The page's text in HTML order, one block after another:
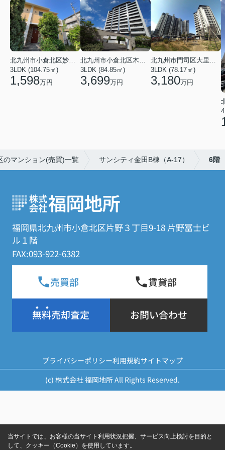
北九州市小倉北区妙見町
3LDK (104.75㎡)
1,598万円
北九州市小倉北区木町４丁目
3LDK (84.85㎡)
3,699万円
北九州市門司区大里本町３丁目
3LDK (78.17㎡)
3,180万円
のマンション(売買)一覧 サンシティ金田B棟（A-17） 6階
福岡県北九州市小倉北区片野３丁目9-18 片野冨士ビ
ル１階
FAX:093-922-6382
売買部 賃貸部
無料売却査定 お問い合わせ
プライバシーポリシー利用規約サイトマップ
(c) 株式会社 福岡地所 All Rights Reserved.
当サイトでは、お客様の当サイト利用状況把握、サービス向上検討を目的と
して、クッキー（Cookie）を使用しています。